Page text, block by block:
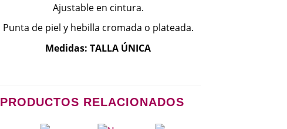
Ajustable en cintura.
Punta de piel y hebilla cromada o plateada.
Medidas: TALLA ÚNICA
PRODUCTOS RELACIONADOS